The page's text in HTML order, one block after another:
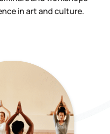
in art and culture.